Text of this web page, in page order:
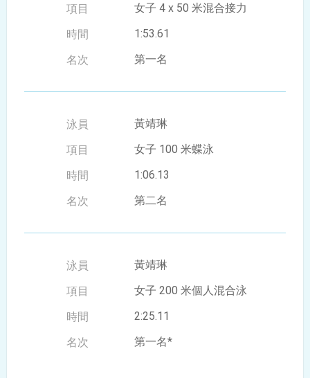
女子 4 x 50 米混合接力
1:53.61
第一名
黃靖琳
女子 100 米蝶泳
1:06.13
第二名
黃靖琳
女子 200 米個人混合泳
2:25.11
第一名*